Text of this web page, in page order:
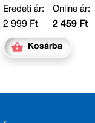
Eredeti ár:
2 999 Ft
Online ár:
2 459 Ft
Kosárba